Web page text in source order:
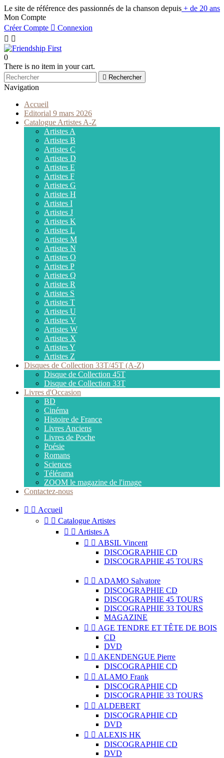
Le site de référence des passionnés de la chanson depuis + de 20 ans
Mon Compte
Créer Compte  Connexion
 
0
There is no item in your cart.
 Rechercher
Navigation
Accueil
Editorial 9 mars 2026
Catalogue Artistes A-Z
Artistes A
Artistes B
Artistes C
Artistes D
Artistes E
Artistes F
Artistes G
Artistes H
Artistes I
Artistes J
Artistes K
Artistes L
Artistes M
Artistes N
Artistes O
Artistes P
Artistes Q
Artistes R
Artistes S
Artistes T
Artistes U
Artistes V
Artistes W
Artistes X
Artistes Y
Artistes Z
Disques de Collection 33T/45T (A-Z)
Disque de Collection 45T
Disque de Collection 33T
Livres d'Occasion
BD
Cinéma
Histoire de France
Livres Anciens
Livres de Poche
Poésie
Romans
Sciences
Télérama
ZOOM le magazine de l'image
Contactez-nous
  Accueil
  Catalogue Artistes
  Artistes A
  ABSIL Vincent
DISCOGRAPHIE CD
DISCOGRAPHIE 45 TOURS
  ADAMO Salvatore
DISCOGRAPHIE CD
DISCOGRAPHIE 45 TOURS
DISCOGRAPHIE 33 TOURS
MAGAZINE
  AGE TENDRE ET TÊTE DE BOIS
CD
DVD
  AKENDENGUE Pierre
DISCOGRAPHIE CD
  ALAMO Frank
DISCOGRAPHIE CD
DISCOGRAPHIE 33 TOURS
  ALDEBERT
DISCOGRAPHIE CD
DVD
  ALEXIS HK
DISCOGRAPHIE CD
DVD